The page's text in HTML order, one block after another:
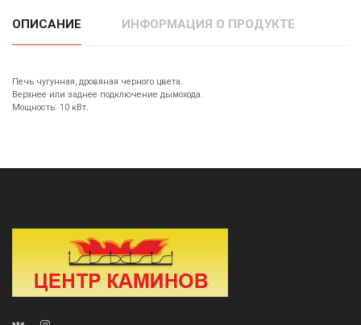
ОПИСАНИЕ ИНФОРМАЦИЯ О ПРОДУКТЕ
Печь чугунная, дровяная черного цвета.
Верхнее или заднее подключение дымохода.
Мощность: 10 кВт.